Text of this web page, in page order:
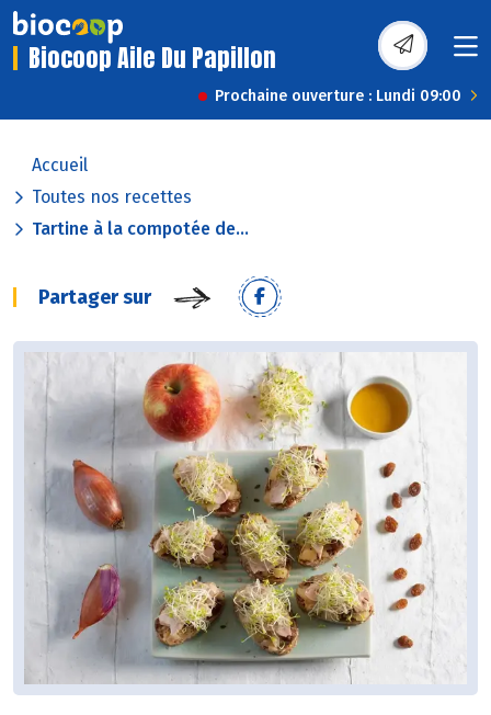
Biocoop Aile Du Papillon
Prochaine ouverture : Lundi 09:00
Accueil
Toutes nos recettes
Tartine à la compotée de...
Partager sur